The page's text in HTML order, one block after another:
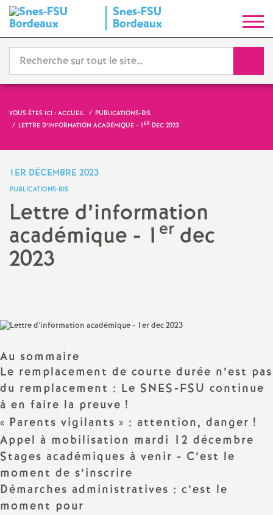
Snes-FSU
Bordeaux
y
n
i
a
t
i
o
n
a
l
VOUS ÊTES ICI : ACCUEIL
PUBLICATIONS-BIS
LETTRE D’INFORMATION ACADÉMIQUE - 1ER DEC 2023
1ER DÉCEMBRE 2023
PUBLICATIONS-BIS
Lettre d’information
académique - 1 er dec
2023
Au sommaire
Le remplacement de courte durée n’est pas
du remplacement : Le SNES-FSU continue
à en faire la preuve !
« Parents vigilants » : attention, danger !
Appel à mobilisation mardi 12 décembre
Stages académiques à venir - C’est le
moment de s’inscrire
Démarches administratives : c’est le
moment pour